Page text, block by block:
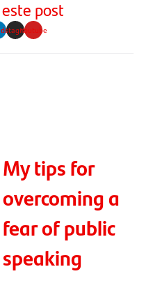
post
Youtube
My tips for
overcoming a
fear of public
speaking